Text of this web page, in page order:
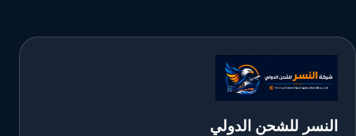
النسر للشحن الدولي